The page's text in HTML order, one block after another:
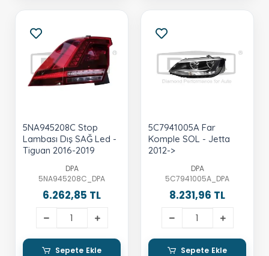
5NA945208C Stop
Lambası Dış SAĞ Led -
Tiguan 2016-2019
DPA
5NA945208C_DPA
6.262,85 TL
Sepete Ekle
5C7941005A Far
Komple SOL - Jetta
2012->
DPA
5C7941005A_DPA
8.231,96 TL
Sepete Ekle